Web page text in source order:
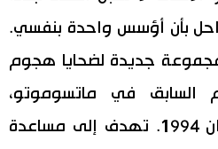
بأن أؤسس واحدة بنفسي.
أسست مجموعة جديدة لضحايا هجوم
السابق في ماتسوموتو،
ناغانو، في يونيو/ حزيران 1994. تهدف إلى مساعدة